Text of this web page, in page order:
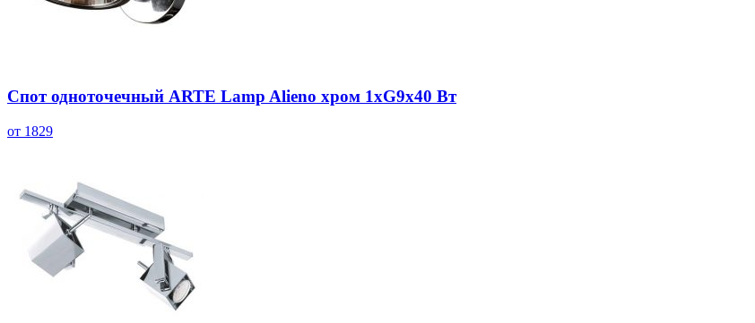
Спот одноточечный ARTE Lamp Alieno хром 1хG9х40 Вт
от 1829